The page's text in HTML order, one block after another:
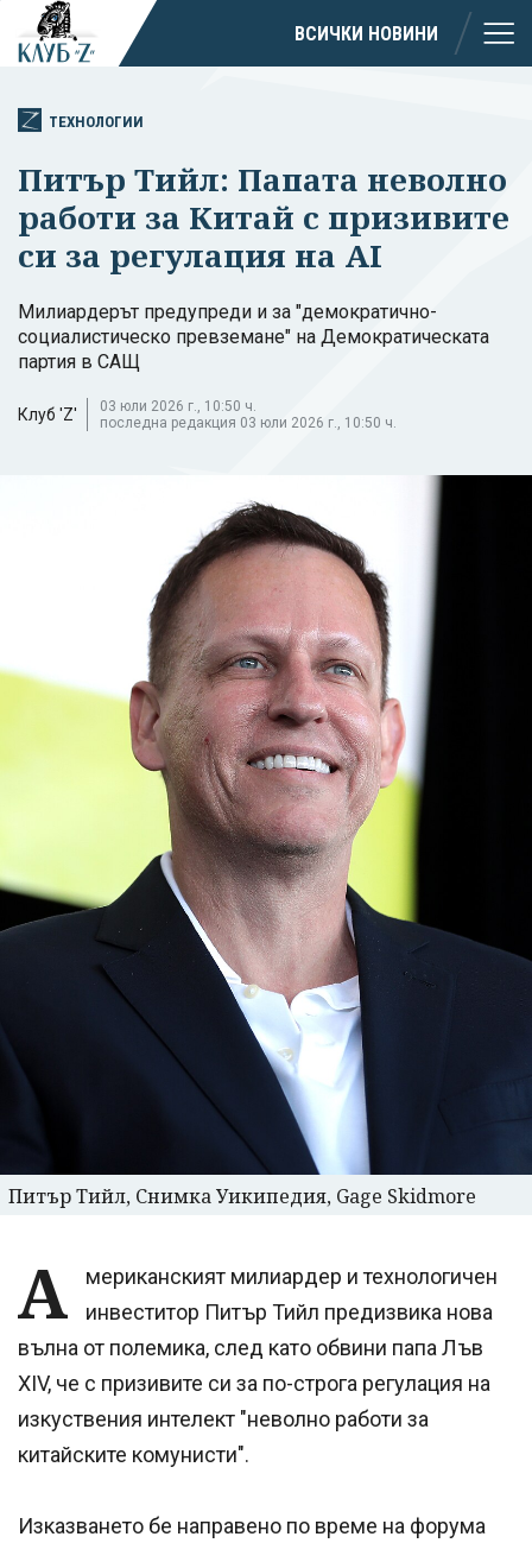
ВСИЧКИ НОВИНИ
ТЕХНОЛОГИИ
Питър Тийл: Папата неволно
работи за Китай с призивите
си за регулация на AI
Милиардерът предупреди и за "демократично-
социалистическо превземане" на Демократическата
партия в САЩ
Клуб 'Z'
03 юли 2026 г., 10:50 ч.
последна редакция 03 юли 2026 г., 10:50 ч.
Питър Тийл, Снимка Уикипедия, Gage Skidmore
А
мериканският милиардер и технологичен
инвеститор Питър Тийл предизвика нова
вълна от полемика, след като обвини папа Лъв
XIV, че с призивите си за по-строга регулация на
изкуствения интелект "неволно работи за
китайските комунисти".
Изказването бе направено по време на форума